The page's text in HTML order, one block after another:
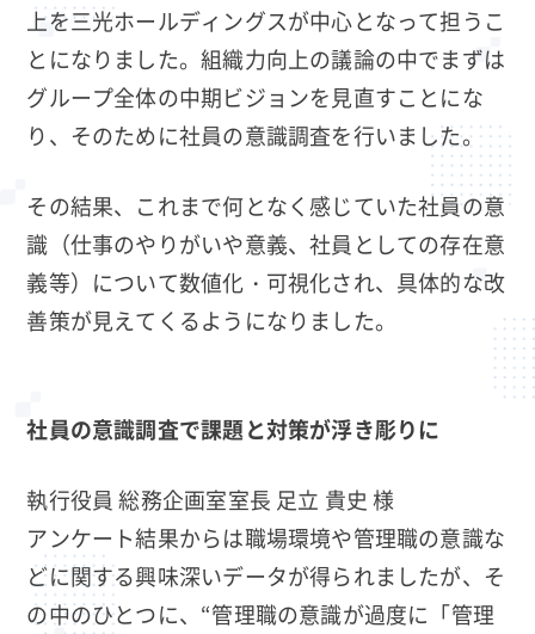
上を三光ホールディングスが中心となって担うこ
とになりました。組織力向上の議論の中でまずは
グループ全体の中期ビジョンを見直すことにな
り、そのために社員の意識調査を行いました。
その結果、これまで何となく感じていた社員の意
識（仕事のやりがいや意義、社員としての存在意
義等）について数値化・可視化され、具体的な改
善策が見えてくるようになりました。
社員の意識調査で課題と対策が浮き彫りに
執行役員 総務企画室室長 足立 貴史 様
アンケート結果からは職場環境や管理職の意識な
どに関する興味深いデータが得られましたが、そ
の中のひとつに、“管理職の意識が過度に「管理